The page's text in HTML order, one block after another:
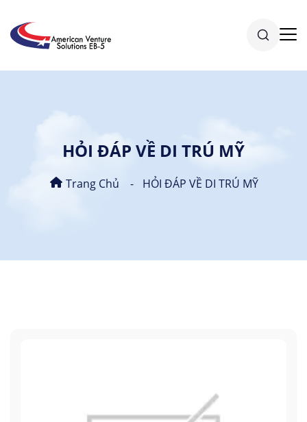
HỎI ĐÁP VỀ DI TRÚ MỸ
Trang Chủ HỎI ĐÁP VỀ DI TRÚ MỸ